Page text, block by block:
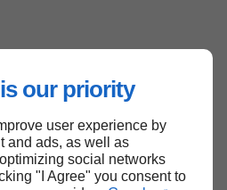
our priority
user experience by
and ads, as well as
social networks
"I Agree" you consent to
de page